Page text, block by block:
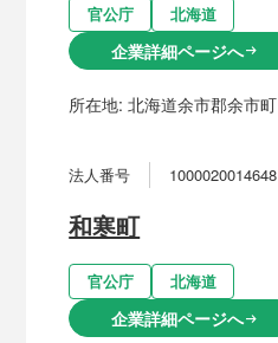
官公庁 北海道
企業詳細ページへarrow_right_alt
所在地:北海道余市郡余市町
法人番号 1000020014648
和寒町
官公庁 北海道
企業詳細ページへarrow_right_alt